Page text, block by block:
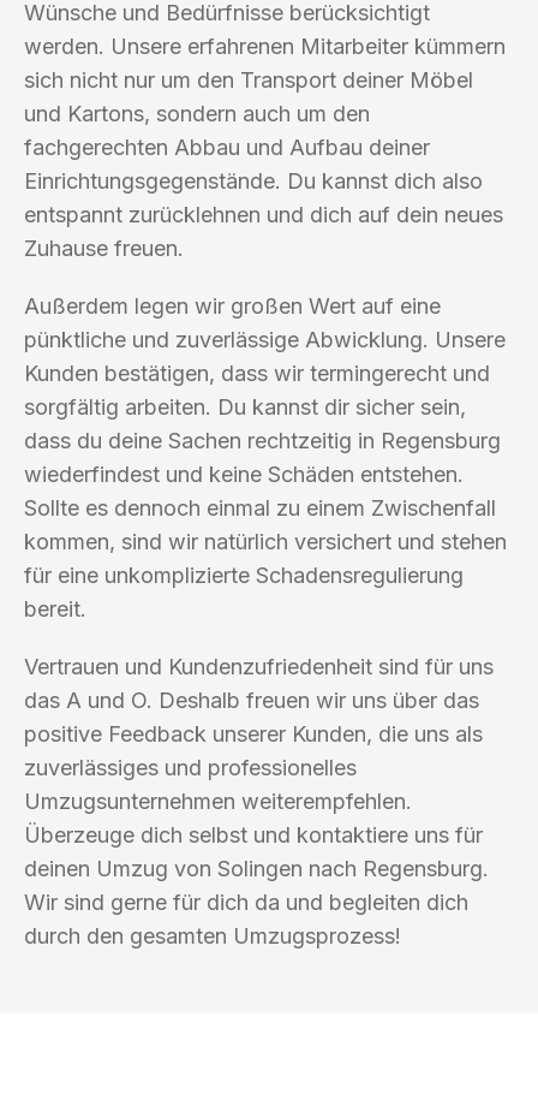
Wünsche und Bedürfnisse berücksichtigt
werden. Unsere erfahrenen Mitarbeiter kümmern
sich nicht nur um den Transport deiner Möbel
und Kartons, sondern auch um den
fachgerechten Abbau und Aufbau deiner
Einrichtungsgegenstände. Du kannst dich also
entspannt zurücklehnen und dich auf dein neues
Zuhause freuen.
Außerdem legen wir großen Wert auf eine
pünktliche und zuverlässige Abwicklung. Unsere
Kunden bestätigen, dass wir termingerecht und
sorgfältig arbeiten. Du kannst dir sicher sein,
dass du deine Sachen rechtzeitig in Regensburg
wiederfindest und keine Schäden entstehen.
Sollte es dennoch einmal zu einem Zwischenfall
kommen, sind wir natürlich versichert und stehen
für eine unkomplizierte Schadensregulierung
bereit.
Vertrauen und Kundenzufriedenheit sind für uns
das A und O. Deshalb freuen wir uns über das
positive Feedback unserer Kunden, die uns als
zuverlässiges und professionelles
Umzugsunternehmen weiterempfehlen.
Überzeuge dich selbst und kontaktiere uns für
deinen Umzug von Solingen nach Regensburg.
Wir sind gerne für dich da und begleiten dich
durch den gesamten Umzugsprozess!